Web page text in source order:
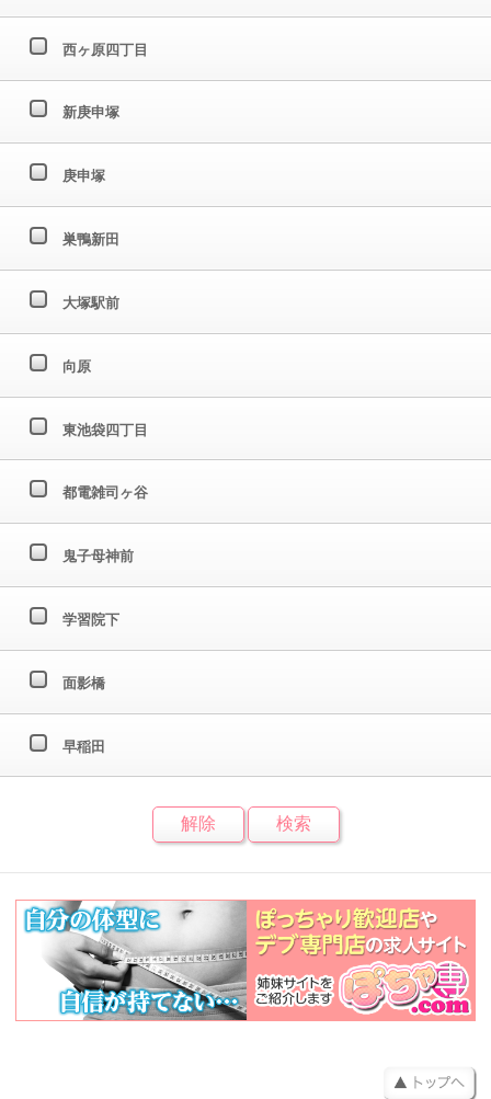
西ヶ原四丁目
新庚申塚
庚申塚
巣鴨新田
大塚駅前
向原
東池袋四丁目
都電雑司ヶ谷
鬼子母神前
学習院下
面影橋
早稲田